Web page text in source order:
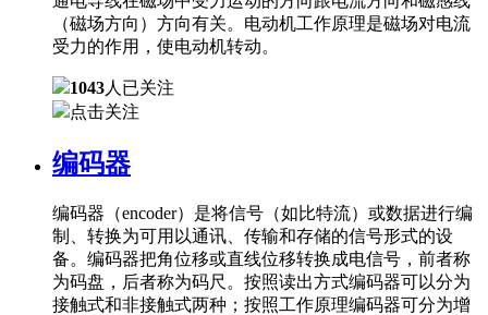
（磁场方向）方向有关。电动机工作原理是磁场对电流
受力的作用，使电动机转动。
1043人已关注
点击关注
编码器
编码器（encoder）是将信号（如比特流）或数据进行编
制、转换为可用以通讯、传输和存储的信号形式的设
备。编码器把角位移或直线位移转换成电信号，前者称
为码盘，后者称为码尺。按照读出方式编码器可以分为
接触式和非接触式两种；按照工作原理编码器可分为增